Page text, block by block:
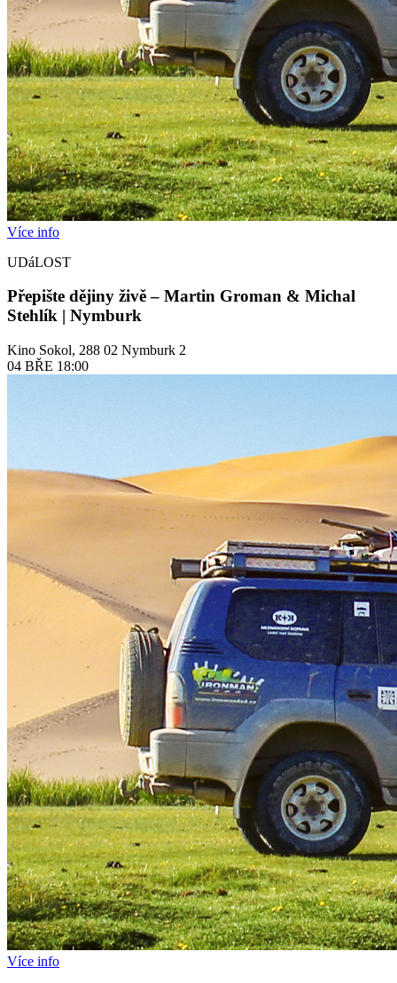
Více info
UDáLOST
Přepište dějiny živě – Martin Groman & Michal
Stehlík | Nymburk
Kino Sokol, 288 02 Nymburk 2
04 BŘE 18:00
Více info